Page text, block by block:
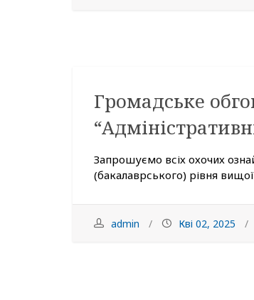
Громадське
Запрошуємо всіх охочих
(бакалаврського) рівня вищої
admin Кві 02, 2025